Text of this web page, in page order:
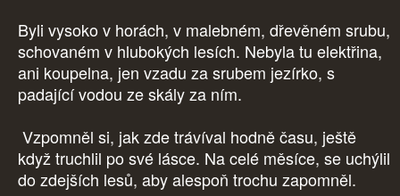
Byli vysoko v horách, v malebném, dřevěném srubu,
schovaném v hlubokých lesích. Nebyla tu elektřina,
ani koupelna, jen vzadu za srubem jezírko, s
padající vodou ze skály za ním.
Vzpomněl si, jak zde trávíval hodně času, ještě
když truchlil po své lásce. Na celé měsíce, se uchýlil
do zdejších lesů, aby alespoň trochu zapomněl.